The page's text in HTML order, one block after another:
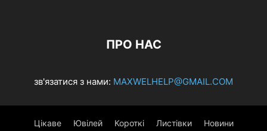
ПРО НАС
зв'язатися з нами: MAXWELHELP@GMAIL.COM
Цікаве Ювілей Короткі Листівки Новини